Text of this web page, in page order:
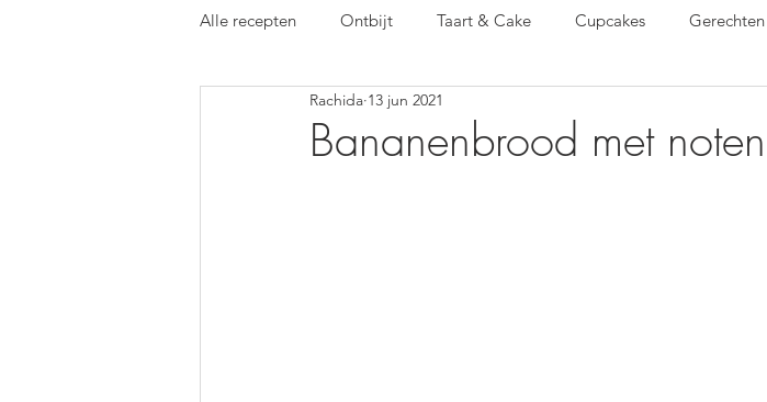
Alle recepten Ontbijt Taart & Cake Cupcakes Gerechten
Smoothies
Bananenbrood met noten
Rachida 13 jun 2021